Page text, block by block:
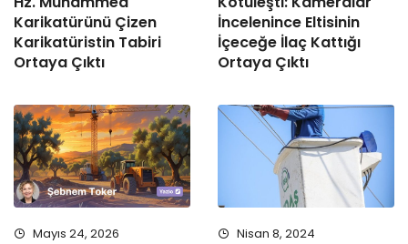
Karikatürünü Çizen
Karikatüristin Tabiri
Ortaya Çıktı
İncelenince Eltisinin
İçeceğe İlaç Kattığı
Ortaya Çıktı
Mayıs 24, 2026 Nisan 8, 2024